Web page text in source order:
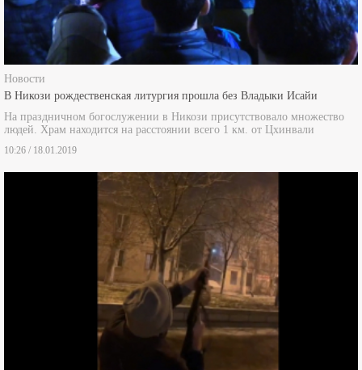
Новости
В Никози рождественская литургия прошла без Владыки Исайи
На праздничном богослужении в Никози присутствовало множество
людей. Храм находится на расстоянии всего 1 км. от Цхинвали
10:26 / 18.01.2019